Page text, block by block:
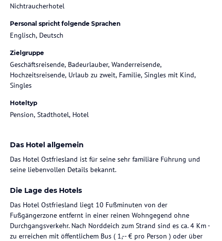
Nichtraucherhotel
Personal spricht folgende Sprachen
Englisch, Deutsch
Zielgruppe
Geschäftsreisende, Badeurlauber, Wanderreisende,
Hochzeitsreisende, Urlaub zu zweit, Familie, Singles mit Kind,
Singles
Hoteltyp
Pension, Stadthotel, Hotel
Das Hotel allgemein
Das Hotel Ostfriesland ist für seine sehr familiäre Führung und
seine liebenvollen Details bekannt.
Die Lage des Hotels
Das Hotel Ostfriesland liegt 10 Fußminuten von der
Fußgängerzone entfernt in einer reinen Wohngegend ohne
Durchgangsverkehr. Nach Norddeich zum Strand sind es ca. 4 Km -
zu erreichen mit öffentlichem Bus ( 1,-- € pro Person ) oder über